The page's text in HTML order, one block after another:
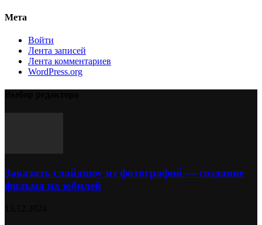
Мета
Войти
Лента записей
Лента комментариев
WordPress.org
Заказать слайдшоу из фотографий — создание
фильма на юбилей